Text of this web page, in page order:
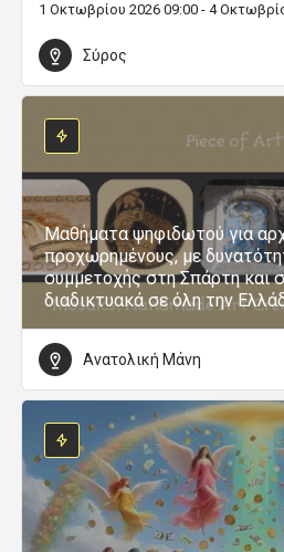
1 Οκτωβρίου 2026 09:00 - 4
Σύρος
Μαθήματα ψηφιδωτού για
προχωρημένους, με
συμμετοχής στη Σπάρτη και
διαδικτυακά σε όλη την
Ανατολική Μάνη